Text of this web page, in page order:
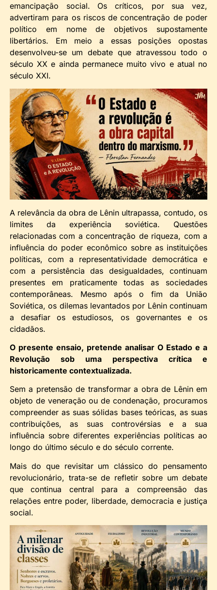
emancipação social. Os críticos, por sua vez,
advertiram para os riscos de concentração de poder
político em nome de objetivos supostamente
libertários. Em meio a essas posições opostas
desenvolveu-se um debate que atravessou todo o
século XX e ainda permanece muito vivo e atual no
século XXI.
A relevância da obra de Lênin ultrapassa, contudo, os
limites da experiência soviética. Questões
relacionadas com a concentração de riqueza, com a
influência do poder econômico sobre as instituições
políticas, com a representatividade democrática e
com a persistência das desigualdades, continuam
presentes em praticamente todas as sociedades
contemporâneas. Mesmo após o fim da União
Soviética, os dilemas levantados por Lênin continuam
a desafiar os estudiosos, os governantes e os
cidadãos.
O presente ensaio, pretende analisar O Estado e a
Revolução sob uma perspectiva crítica e
historicamente contextualizada.
Sem a pretensão de transformar a obra de Lênin em
objeto de veneração ou de condenação, procuramos
compreender as suas sólidas bases teóricas, as suas
contribuições, as suas controvérsias e a sua
influência sobre diferentes experiências políticas ao
longo do último século e do século corrente.
Mais do que revisitar um clássico do pensamento
revolucionário, trata-se de refletir sobre um debate
que continua central para a compreensão das
relações entre poder, liberdade, democracia e justiça
social.